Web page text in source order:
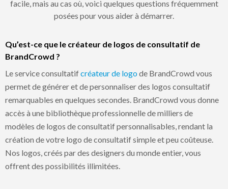
facile, mais au cas où, voici quelques questions fréquemment
posées pour vous aider à démarrer.
Qu’est-ce que le créateur de logos de consultatif de
BrandCrowd ?
Le service consultatifcréateur de logode BrandCrowd vous
permet de générer et de personnaliser des logos consultatif
remarquables en quelques secondes. BrandCrowd vous donne
accès à une bibliothèque professionnelle de milliers de
modèles de logos de consultatif personnalisables, rendant la
création de votre logo de consultatif simple et peu coûteuse.
Nos logos, créés par des designers du monde entier, vous
offrent des possibilités illimitées.